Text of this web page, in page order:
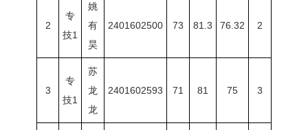
2
专
技1
姚
有
昊
2401602500 73 81.3 76.32 2
3
专
技1
苏
龙
龙
2401602593 71 81 75 3